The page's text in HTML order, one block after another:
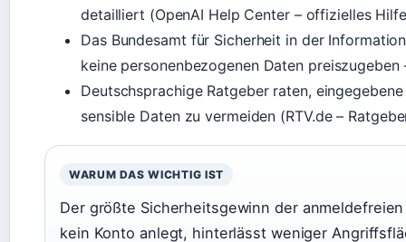
detailliert (OpenAI Help Center – offizielles
Das Bundesamt für Sicherheit in der
keine personenbezogenen Daten
Deutschsprachige Ratgeber raten,
sensible Daten zu vermeiden (RTV.de –
WARUM DAS WICHTIG IST
Der größte Sicherheitsgewinn der
kein Konto anlegt, hinterlässt weniger